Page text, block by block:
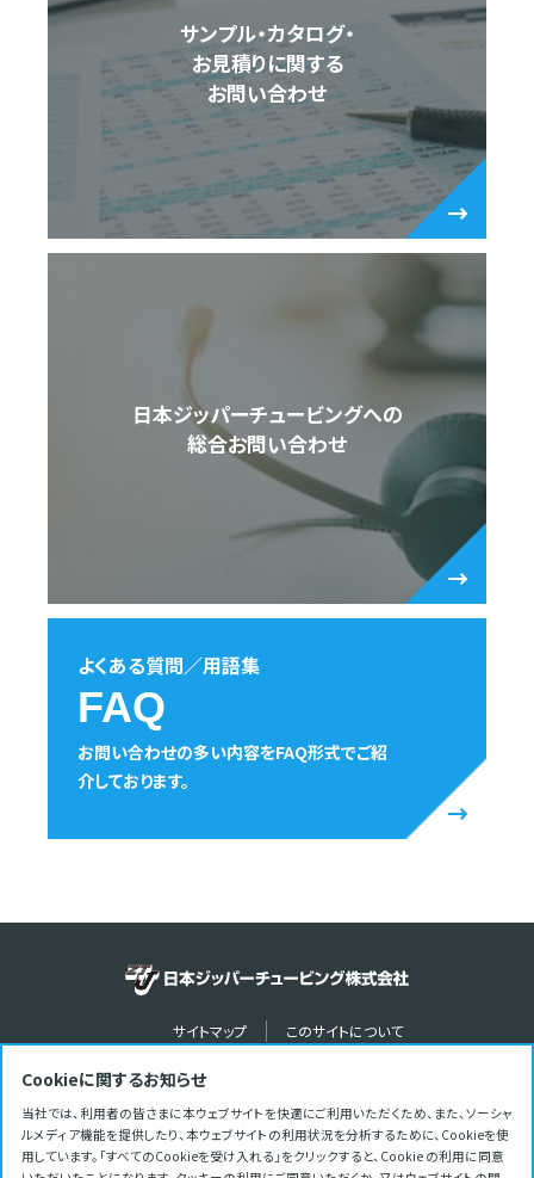
サンプル・カタログ・
お見積りに関する
お問い合わせ
日本ジッパーチュービングへの
総合お問い合わせ
よくある質問／用語集
FAQ
お問い合わせの多い内容をFAQ形式でご紹
介しております。
サイトマップ
このサイトについて
youtubeInstagram
facebook
X
Cookieに関するお知らせ
当社では、利用者の皆さまに本ウェブサイトを快適にご利用いただくため、また、ソーシャ
ルメディア機能を提供したり、本ウェブサイトの利用状況を分析するために、Cookieを使
用しています。「すべてのCookieを受け入れる」をクリックすると、Cookie の利用に同意